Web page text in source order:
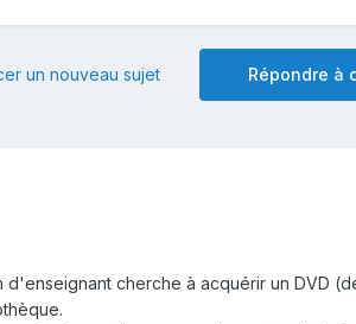
Répondre à
un nouveau sujet
cherche à acquérir un DVD